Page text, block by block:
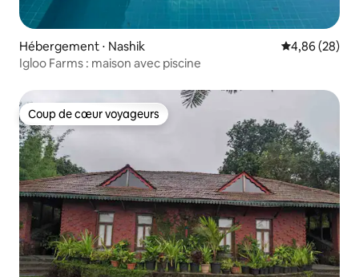
Hébergement ⋅ Nashik Évaluation
4,86 (28)
Igloo Farms : maison avec piscine
Coup de cœur voyageurs
Coup de cœur voyageurs